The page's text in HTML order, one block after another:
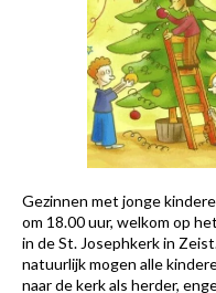
Gezinnen met jonge
om 18.00 uur, welkom op
in de St. Josephkerk in
natuurlijk mogen alle
naar de kerk als herder,